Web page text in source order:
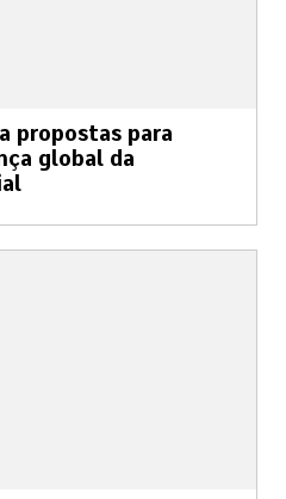
propostas para
global da